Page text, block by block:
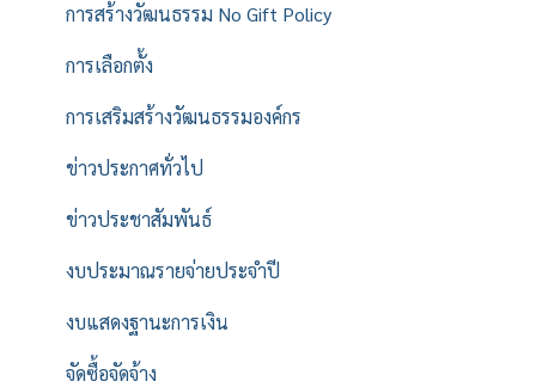
การสร้างวัฒนธรรม No Gift Policy
การเลือกตั้ง
การเสริมสร้างวัฒนธรรมองค์กร
ข่าวประกาศทั่วไป
ข่าวประชาสัมพันธ์
งบประมาณรายจ่ายประจำปี
งบแสดงฐานะการเงิน
จัดซื้อจัดจ้าง